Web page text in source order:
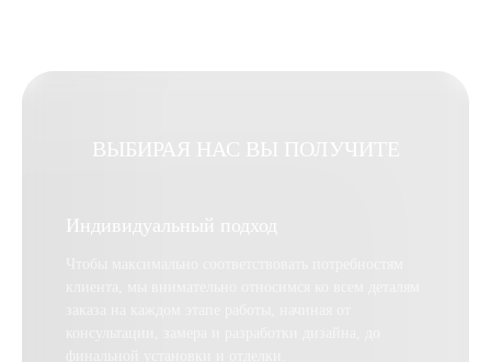
ВЫБИРАЯ НАС ВЫ ПОЛУЧИТЕ
Индивидуальный подход